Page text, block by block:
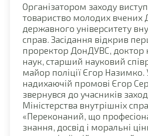
Організатором заходу
товариство молодих вчених
державного університету
справ. Засідання відкрив
проректор ДонДУВС,
наук, старший науковий
майор поліції Єгор Назимко.
надихаючій промові Єгор
звернувся до учасників
Міністерства внутрішніх
«Переконаний, що
знання, досвід і моральні